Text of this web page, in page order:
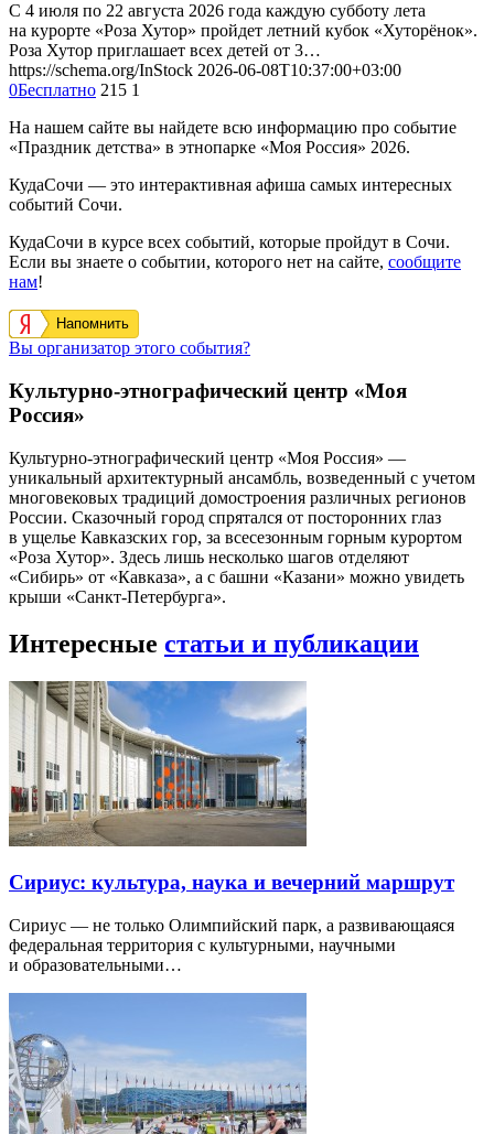
С 4 июля по 22 августа 2026 года каждую субботу лета
на курорте «Роза Хутор» пройдет летний кубок «Хуторёнок».
Роза Хутор приглашает всех детей от 3…
https://schema.org/InStock 2026-06-08T10:37:00+03:00
0Бесплатно 215 1
На нашем сайте вы найдете всю информацию про событие
«Праздник детства» в этнопарке «Моя Россия» 2026.
КудаСочи — это интерактивная афиша самых интересных
событий Сочи.
КудаСочи в курсе всех событий, которые пройдут в Сочи.
Если вы знаете о событии, которого нет на сайте, сообщите
нам!
Напомнить
Вы организатор этого события?
Культурно-этнографический центр «Моя
Россия»
Культурно-этнографический центр «Моя Россия» —
уникальный архитектурный ансамбль, возведенный с учетом
многовековых традиций домостроения различных регионов
России. Сказочный город спрятался от посторонних глаз
в ущелье Кавказских гор, за всесезонным горным курортом
«Роза Хутор». Здесь лишь несколько шагов отделяют
«Сибирь» от «Кавказа», а с башни «Казани» можно увидеть
крыши «Санкт-Петербурга».
Интересные статьи и публикации
Сириус: культура, наука и вечерний маршрут
Сириус — не только Олимпийский парк, а развивающаяся
федеральная территория с культурными, научными
и образовательными…